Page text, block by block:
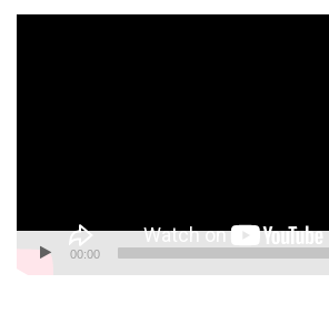
00:00